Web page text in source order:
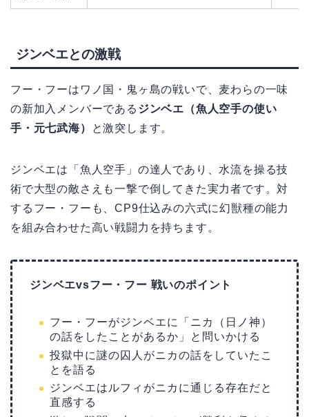
ジンベエとの激戦
フー・フーはワノ国・鬼ヶ島の戦いで、麦わらの一味
の新加入メンバーである ジンベエ（魚人空手の使い
手・元七武海）
と激突します。
ジンベエは「魚人空手」の達人であり、水流を操る技
術で大型の敵さえも一撃で倒してきた実力者です。対
するフー・フーも、CP9仕込みの六式に幻獣種の能力
を組み合わせた高い戦闘力を持ちます。
ジンベエvsフー・フー 戦いのポイント
フー・フーがジンベエに「ニカ（日ノ神）
の話をしたことがあるか」と問いかける
投獄中に謎の囚人がニカの話をしていたこ
とを語る
ジンベエはルフィがニカに通じる存在だと
直感する